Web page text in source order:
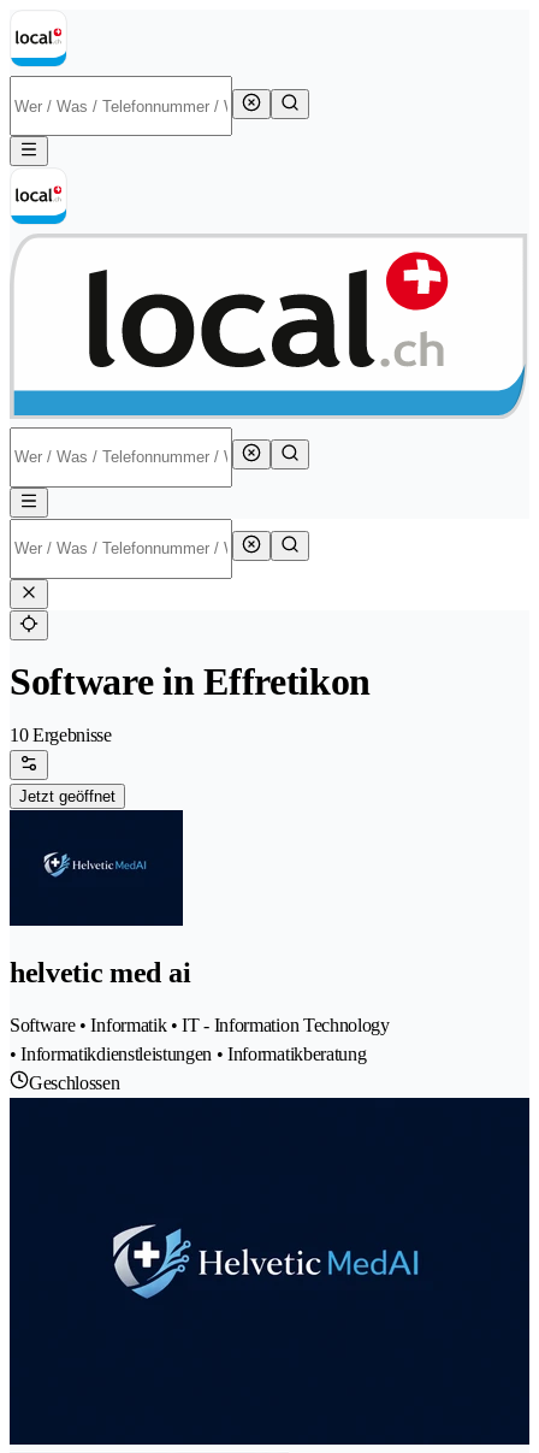
Software in Effretikon
10 Ergebnisse
Jetzt geöffnet
helvetic med ai
Software • Informatik • IT - Information Technology
• Informatikdienstleistungen • Informatikberatung
Geschlossen